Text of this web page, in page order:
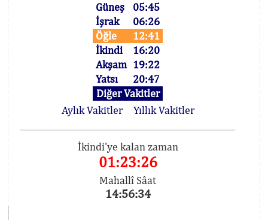
Güneş
05:45
İşrak
06:26
Öğle
12:41
İkindi
16:20
Akşam 19:22
Yatsı
20:47
Diğer Vakitler
Aylık Vakitler
Yıllık Vakitler
İkindi'ye kalan zaman
01:23:25
Mahallî Sâat
14:56:35